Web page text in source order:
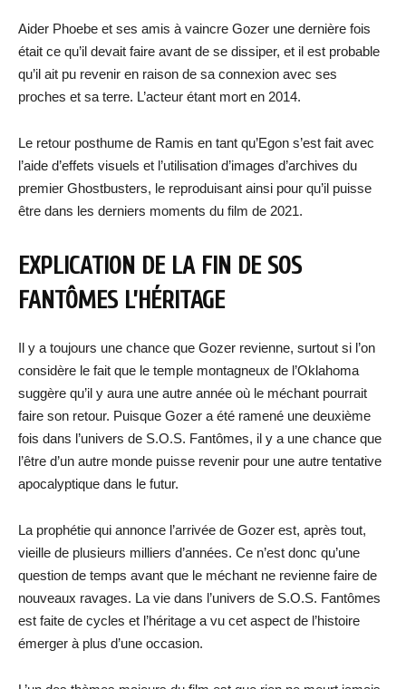
Aider Phoebe et ses amis à vaincre Gozer une dernière fois
était ce qu’il devait faire avant de se dissiper, et il est probable
qu’il ait pu revenir en raison de sa connexion avec ses
proches et sa terre. L’acteur étant mort en 2014.
Le retour posthume de Ramis en tant qu’Egon s’est fait avec
l’aide d’effets visuels et l’utilisation d’images d’archives du
premier Ghostbusters, le reproduisant ainsi pour qu’il puisse
être dans les derniers moments du film de 2021.
EXPLICATION DE LA FIN DE SOS
FANTÔMES L’HÉRITAGE
Il y a toujours une chance que Gozer revienne, surtout si l’on
considère le fait que le temple montagneux de l’Oklahoma
suggère qu’il y aura une autre année où le méchant pourrait
faire son retour. Puisque Gozer a été ramené une deuxième
fois dans l’univers de S.O.S. Fantômes, il y a une chance que
l’être d’un autre monde puisse revenir pour une autre tentative
apocalyptique dans le futur.
La prophétie qui annonce l’arrivée de Gozer est, après tout,
vieille de plusieurs milliers d’années. Ce n’est donc qu’une
question de temps avant que le méchant ne revienne faire de
nouveaux ravages. La vie dans l’univers de S.O.S. Fantômes
est faite de cycles et l’héritage a vu cet aspect de l’histoire
émerger à plus d’une occasion.